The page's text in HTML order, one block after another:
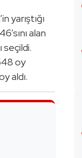
yarıştığı
alan
seçildi.
oy
aldı.